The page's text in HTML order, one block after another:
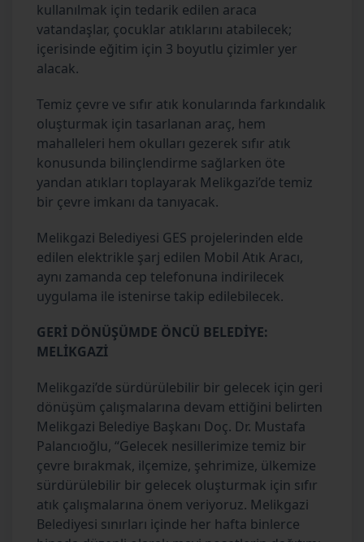
kullanılmak için tedarik edilen araca
vatandaşlar, çocuklar atıklarını atabilecek;
içerisinde eğitim için 3 boyutlu çizimler yer
alacak.
Temiz çevre ve sıfır atık konularında farkındalık
oluşturmak için tasarlanan araç, hem
mahalleleri hem okulları gezerek sıfır atık
konusunda bilinçlendirme sağlarken öte
yandan atıkları toplayarak Melikgazi’de temiz
bir çevre imkanı da tanıyacak.
Melikgazi Belediyesi GES projelerinden elde
edilen elektrikle şarj edilen Mobil Atık Aracı,
aynı zamanda cep telefonuna indirilecek
uygulama ile istenirse takip edilebilecek.
GERİ DÖNÜŞÜMDE ÖNCÜ BELEDİYE:
MELİKGAZİ
Melikgazi’de sürdürülebilir bir gelecek için geri
dönüşüm çalışmalarına devam ettiğini belirten
Melikgazi Belediye Başkanı Doç. Dr. Mustafa
Palancıoğlu, “Gelecek nesillerimize temiz bir
çevre bırakmak, ilçemize, şehrimize, ülkemize
sürdürülebilir bir gelecek oluşturmak için sıfır
atık çalışmalarına önem veriyoruz. Melikgazi
Belediyesi sınırları içinde her hafta binlerce